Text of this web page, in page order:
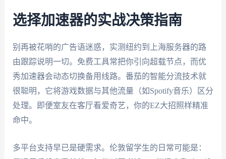
选择加速器的实战决策指南
别再被花哨的广告语迷惑，实测纽约到上海服务器的路
由跟踪说明一切。免费工具常把你引向超载节点，而优
秀加速器会动态切换备用线路。番茄的智能分流技术就
很聪明，它将游戏数据与其他流量（如Spotify音乐）区分
处理。即便室友在客厅看爱奇艺，你的EZ大招照样精准
命中。
多平台支持早已是硬需求。伦敦留学生的日常可能是：